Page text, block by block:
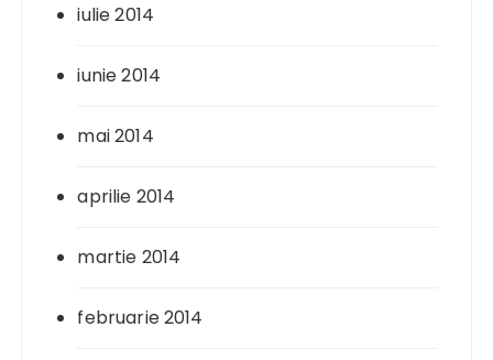
iulie 2014
iunie 2014
mai 2014
aprilie 2014
martie 2014
februarie 2014